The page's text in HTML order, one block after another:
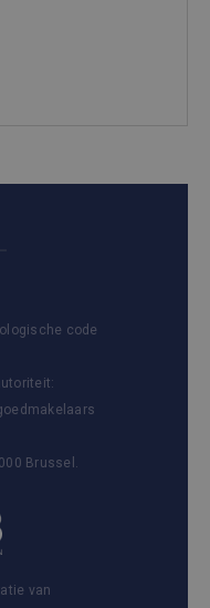
code
Brussel.
van